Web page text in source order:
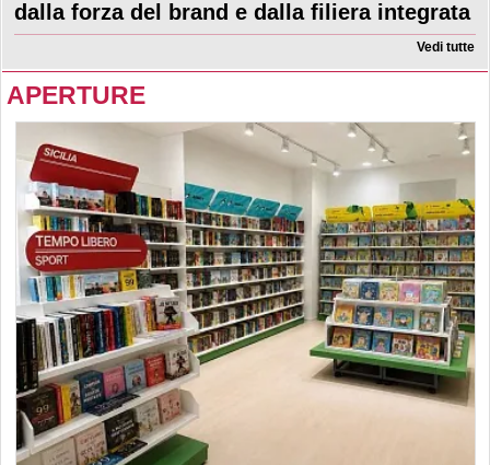
dalla forza del brand e dalla filiera integrata
Vedi tutte
APERTURE